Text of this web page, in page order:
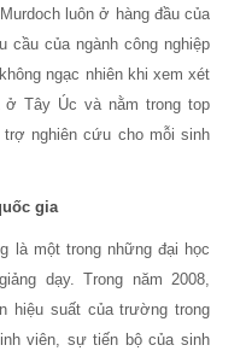
luôn ở hàng đầu của
cầu của ngành công nghiệp
ngạc nhiên khi xem xét
Tây Úc và nằm trong top
nghiên cứu cho mỗi sinh
gia
là một trong những đại học
dạy. Trong năm 2008,
hiệu suất của trường trong
viên, sự tiến bộ của sinh